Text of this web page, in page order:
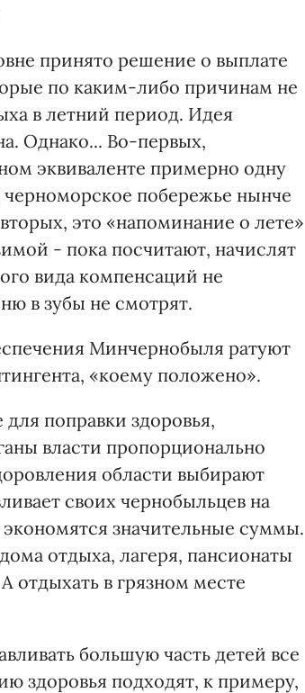
принято решение о выплате
по каким-либо причинам не
в летний период. Идея
Однако... Во-первых,
эквиваленте примерно одну
побережье нынче
это «напоминание о лете»
- пока посчитают, начислят
вида компенсаций не
в зубы не смотрят.
Минчернобыля ратуют
«коему положено».
поправки здоровья,
власти пропорционально
области выбирают
своих чернобыльцев на
значительные суммы.
отдыха, лагеря, пансионаты
отдыхать в грязном месте
большую часть детей все
здоровья подходят, к примеру,